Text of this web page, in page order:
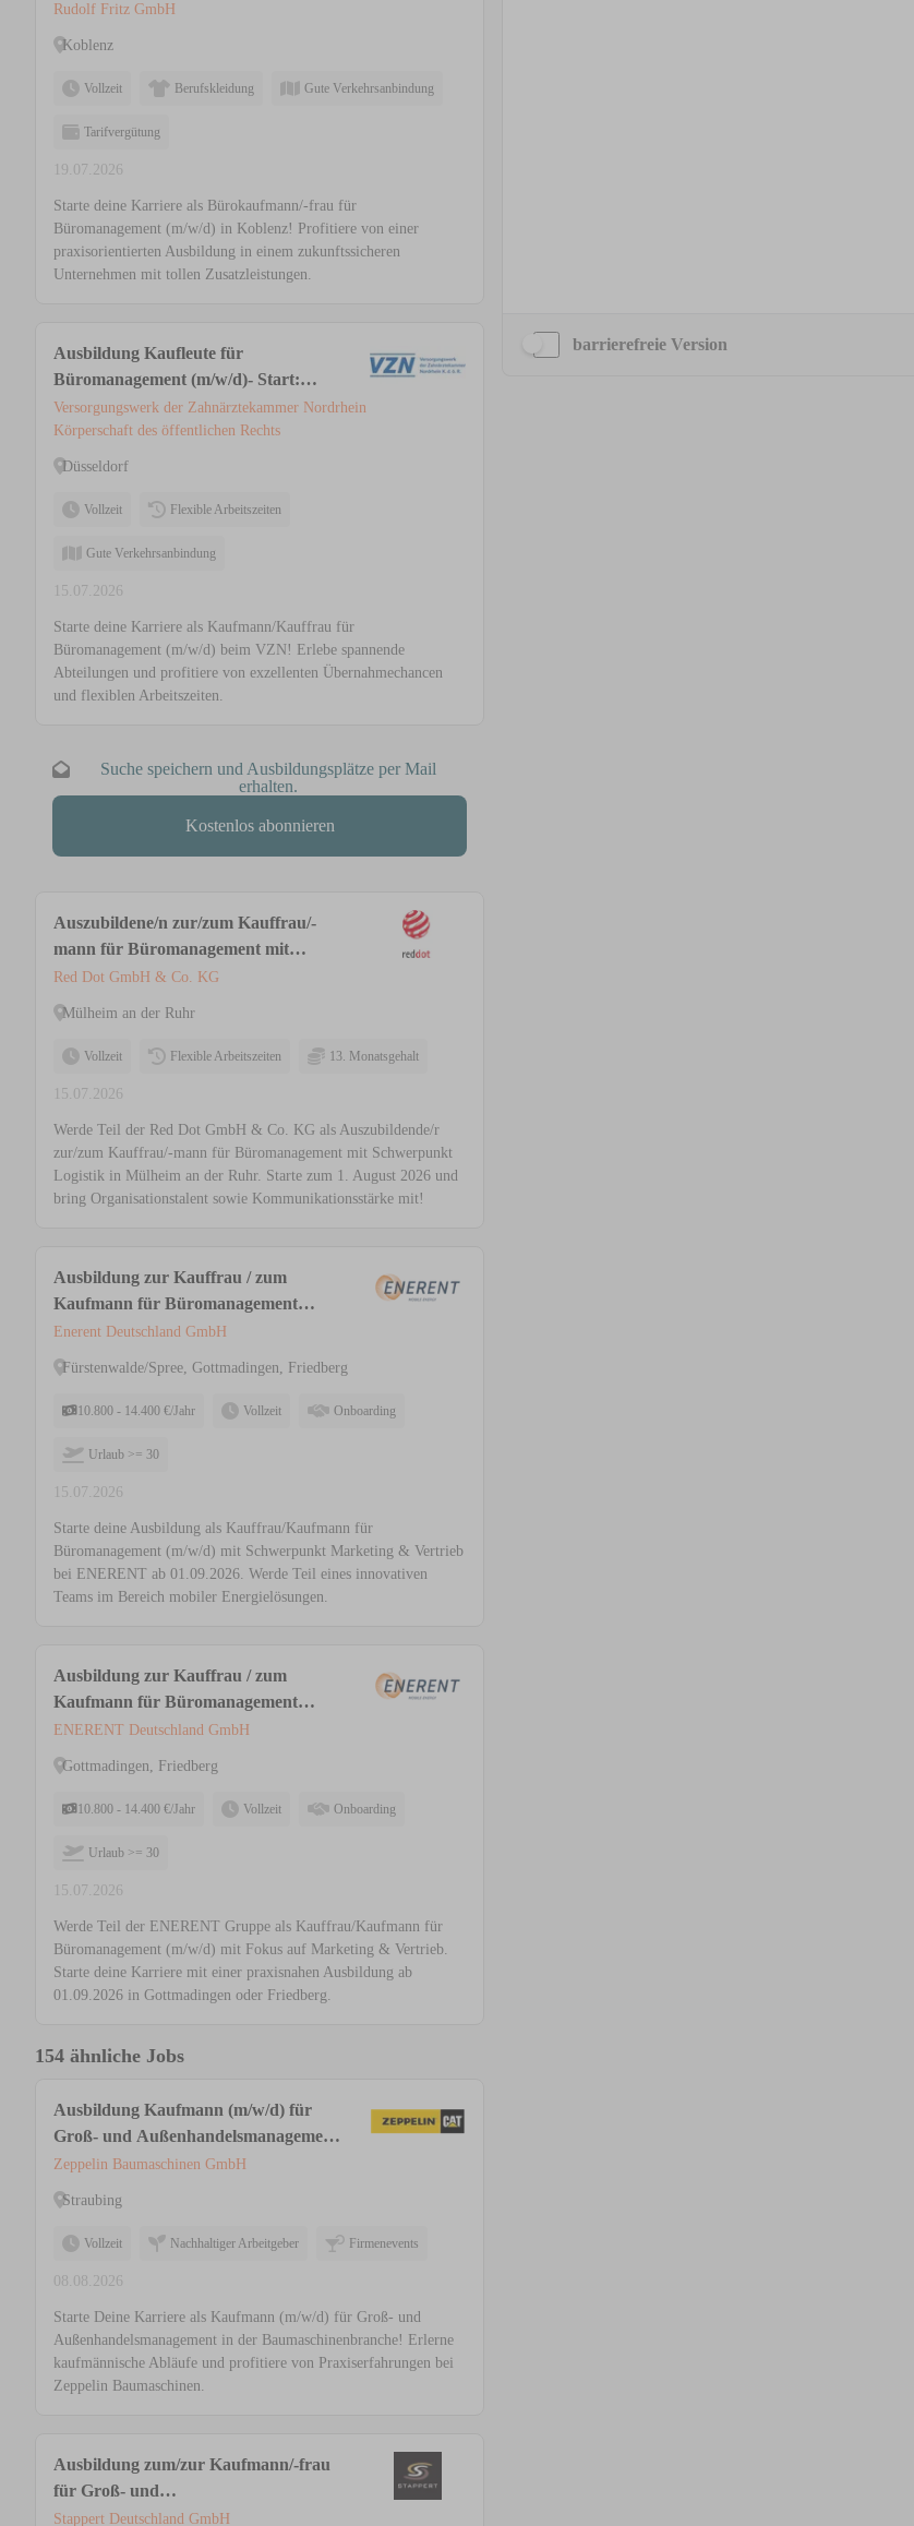
Rudolf Fritz GmbH
Koblenz
Vollzeit Berufskleidung Gute Verkehrsanbindung
Tarifvergütung
19.07.2026
Starte deine Karriere als Bürokaufmann/-frau für
Büromanagement (m/w/d) in Koblenz! Profitiere von einer
praxisorientierten Ausbildung in einem zukunftssicheren
Unternehmen mit tollen Zusatzleistungen.
Ausbildung Kaufleute für
Büromanagement (m/w/d)- Start:
01.08.2027
Versorgungswerk der Zahnärztekammer Nordrhein
Körperschaft des öffentlichen Rechts
Düsseldorf
Vollzeit Flexible Arbeitszeiten
Gute Verkehrsanbindung
15.07.2026
Starte deine Karriere als Kaufmann/Kauffrau für
Büromanagement (m/w/d) beim VZN! Erlebe spannende
Abteilungen und profitiere von exzellenten Übernahmechancen
und flexiblen Arbeitszeiten.
Suche speichern und Ausbildungsplätze per Mail
erhalten.
Kostenlos abonnieren
Auszubildene/n zur/zum Kauffrau/-
mann für Büromanagement mit
Schwerpunkt Logistik
Red Dot GmbH & Co. KG
Mülheim an der Ruhr
Vollzeit Flexible Arbeitszeiten 13. Monatsgehalt
15.07.2026
Werde Teil der Red Dot GmbH & Co. KG als Auszubildende/r
zur/zum Kauffrau/-mann für Büromanagement mit Schwerpunkt
Logistik in Mülheim an der Ruhr. Starte zum 1. August 2026 und
bring Organisationstalent sowie Kommunikationsstärke mit!
Ausbildung zur Kauffrau / zum
Kaufmann für Büromanagement
(m/w/d) - Schwerpunkt Marketing &
Vertrieb - Ausbildungsbeginn
Enerent Deutschland GmbH
Fürstenwalde/Spree, Gottmadingen, Friedberg
10.800 - 14.400 €/Jahr Vollzeit Onboarding
Urlaub >= 30
15.07.2026
Starte deine Ausbildung als Kauffrau/Kaufmann für
Büromanagement (m/w/d) mit Schwerpunkt Marketing & Vertrieb
bei ENERENT ab 01.09.2026. Werde Teil eines innovativen
Teams im Bereich mobiler Energielösungen.
Ausbildung zur Kauffrau / zum
Kaufmann für Büromanagement
(m/w/d) - Schwerpunkt Marketing &
Vertrieb - Ausbildungsbeginn
01.09.2026
ENERENT Deutschland GmbH
Gottmadingen, Friedberg
10.800 - 14.400 €/Jahr Vollzeit Onboarding
Urlaub >= 30
15.07.2026
Werde Teil der ENERENT Gruppe als Kauffrau/Kaufmann für
Büromanagement (m/w/d) mit Fokus auf Marketing & Vertrieb.
Starte deine Karriere mit einer praxisnahen Ausbildung ab
01.09.2026 in Gottmadingen oder Friedberg.
154 ähnliche Jobs
Ausbildung Kaufmann (m/w/d) für
Groß- und Außenhandelsmanagement,
Fachrichtung Großhandel
Zeppelin Baumaschinen GmbH
Straubing
Vollzeit Nachhaltiger Arbeitgeber Firmenevents
08.08.2026
Starte Deine Karriere als Kaufmann (m/w/d) für Groß- und
Außenhandelsmanagement in der Baumaschinenbranche! Erlerne
kaufmännische Abläufe und profitiere von Praxiserfahrungen bei
Zeppelin Baumaschinen.
Ausbildung zum/zur Kaufmann/-frau
für Groß- und
Außenhandelsmanagement (m/w/d)
Stappert Deutschland GmbH
barrierefreie Version